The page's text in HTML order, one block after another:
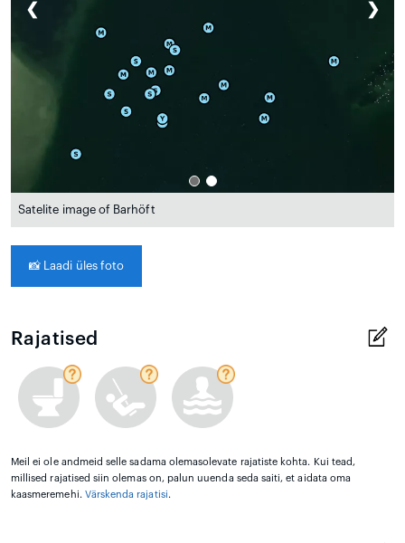
❮ ❯
Satelite image of Barhöft
📸 Laadi üles foto
Rajatised
Meil ei ole andmeid selle sadama olemasolevate rajatiste kohta. Kui tead,
millised rajatised siin olemas on, palun uuenda seda saiti, et aidata oma
kaasmeremehi. Värskenda rajatisi.